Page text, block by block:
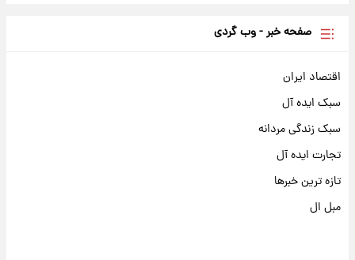
صفحه خبر - وب گردی
اقتصاد ایران
سبک ایده آل
سبک زندگی مردانه
تجارت ایده آل
تازه ترین خبرها
مبل ال